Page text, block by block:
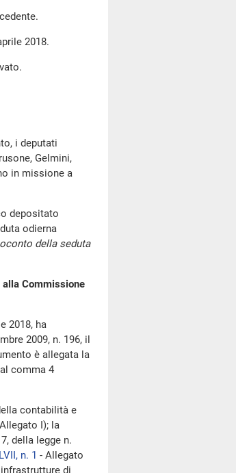
2018.
i deputati
Gelmini,
in missione a
depositato
odierna
della seduta
Commissione
2018, ha
2009, n. 196, il
è allegata la
comma 4
contabilità e
I); la
della legge n.
n. 1 - Allegato
di